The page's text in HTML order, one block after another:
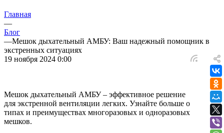
Главная
—
Блог
—Мешок дыхательный АМБУ: Ваш надежный помощник в
экстренных ситуациях
19 ноября 2024 0:00
Мешок дыхательный АМБУ – эффективное решение
для экстренной вентиляции легких. Узнайте больше о
типах и преимуществах многоразовых и одноразовых
мешков.